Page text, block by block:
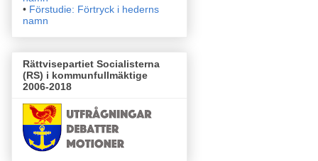
• Förstudie: Förtryck i hederns
namn
Rättvisepartiet Socialisterna
(RS) i kommunfullmäktige
2006-2018